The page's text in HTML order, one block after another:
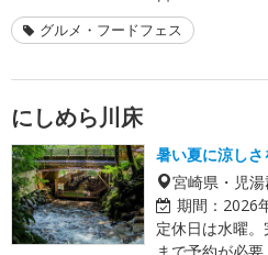
グルメ・フードフェス
にしめら川床
暑い夏に涼しさ
宮崎県・児
期間： 2026
定休日は水曜
まで予約が必